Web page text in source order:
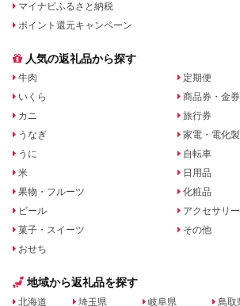
マイナビふるさと納税
ポイント還元キャンペーン
人気の返礼品から探す
牛肉
いくら
カニ
うなぎ
うに
米
果物・フルーツ
ビール
菓子・スイーツ
おせち
定期便
商品券・金券
旅行券
家電・電化
自転車
日用品
化粧品
アクセサリー
その他
地域から返礼品を探す
北海道 埼玉県 岐阜県 鳥取